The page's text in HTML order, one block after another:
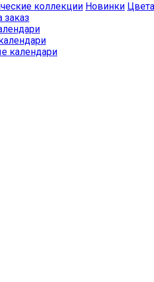
коллекции Новинки Цвета
заказ
календари